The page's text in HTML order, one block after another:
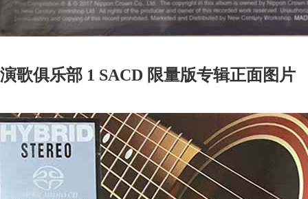
演歌俱乐部 1 SACD 限量版专辑正面图片